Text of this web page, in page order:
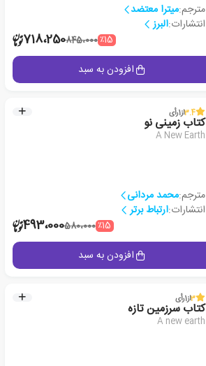
مترجم:میترا معتضد
انتشارات:البرز
٪15845،000718،250
افزودن به سبد
3.4از1رأی
کتاب زمینی نو
A New Earth
مترجم:محمد مردانی
انتشارات:ارتباط برتر
٪15580،000493،000
افزودن به سبد
3از1رأی
کتاب سرزمین تازه
A new earth